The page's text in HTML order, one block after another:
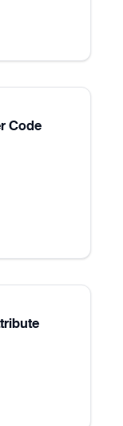
Code